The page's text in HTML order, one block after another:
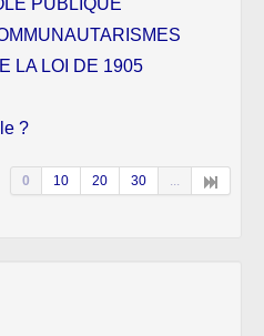
LA LOI DE 1905
?
0 10 20 30 ...